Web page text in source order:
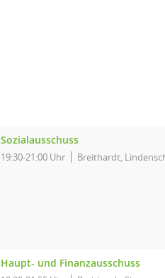
Sozialausschuss
19:30-21:00 Uhr Breithardt,
Haupt- und Finanzausschuss